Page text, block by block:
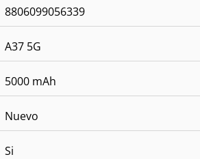
8806099056339
A37 5G
5000 mAh
Nuevo
Si